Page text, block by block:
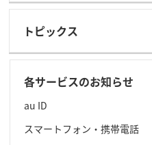
トピックス
各サービスのお知らせ
au ID
スマートフォン・携帯電話